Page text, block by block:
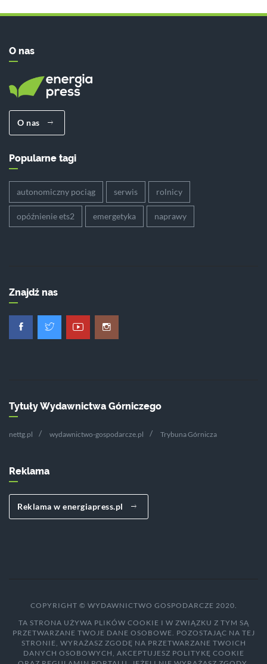
O nas
O nas
Popularne tagi
autonomiczny pociąg serwis rolnicy
opóźnienie ets2 emergetyka naprawy
Znajdź nas
Tytuły Wydawnictwa Górniczego
nettg.pl wydawnictwo-gospodarcze.pl Trybuna Górnicza
Reklama
Reklama w energiapress.pl
COPYRIGHT © WYDAWNICTWO GOSPODARCZE 2020.
TA STRONA UŻYWA PLIKÓW COOKIE I W ZWIĄZKU Z TYM SĄ
PRZETWARZANE TWOJE DANE OSOBOWE. POZOSTAJĄC NA TEJ
STRONIE, WYRAŻASZ ZGODĘ NA PRZETWARZANE TWOICH
DANYCH OSOBOWYCH, AKCEPTUJESZ POLITYKĘ COOKIE